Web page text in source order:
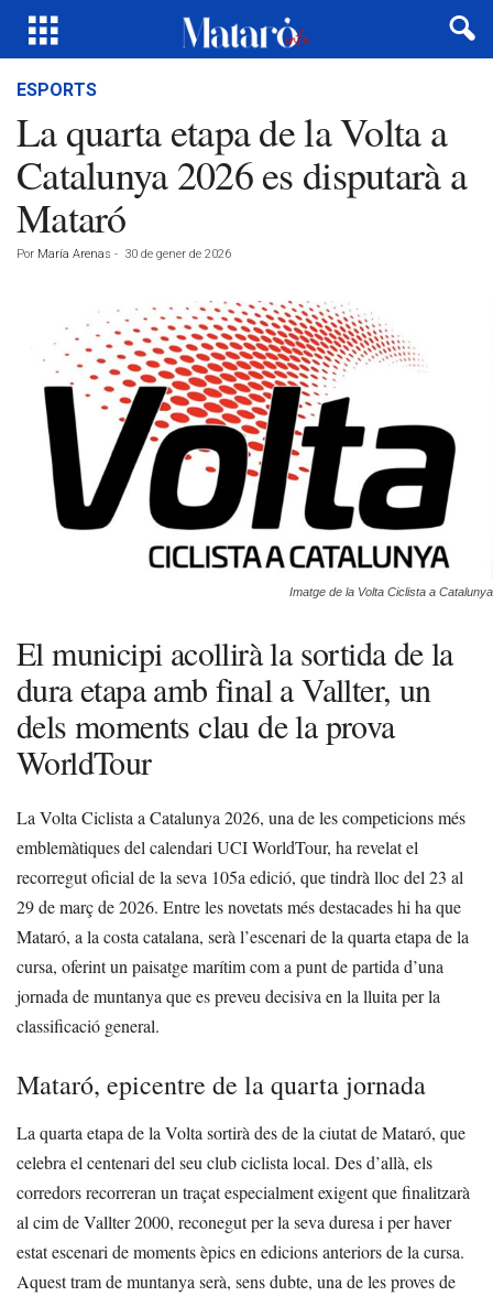
ESPORTS
La quarta etapa de la Volta a
Catalunya 2026 es disputarà a
Mataró
Por María Arenas - 30 de gener de 2026
Imatge de la Volta Ciclista a Catalunya
El municipi acollirà la sortida de la
dura etapa amb final a Vallter, un
dels moments clau de la prova
WorldTour
La Volta Ciclista a Catalunya 2026, una de les competicions més
emblemàtiques del calendari UCI WorldTour, ha revelat el
recorregut oficial de la seva 105a edició, que tindrà lloc del 23 al
29 de març de 2026. Entre les novetats més destacades hi ha que
Mataró, a la costa catalana, serà l’escenari de la quarta etapa de la
cursa, oferint un paisatge marítim com a punt de partida d’una
jornada de muntanya que es preveu decisiva en la lluita per la
classificació general.
Mataró, epicentre de la quarta jornada
La quarta etapa de la Volta sortirà des de la ciutat de Mataró, que
celebra el centenari del seu club ciclista local. Des d’allà, els
corredors recorreran un traçat especialment exigent que finalitzarà
al cim de Vallter 2000, reconegut per la seva duresa i per haver
estat escenari de moments èpics en edicions anteriors de la cursa.
Aquest tram de muntanya serà, sens dubte, una de les proves de